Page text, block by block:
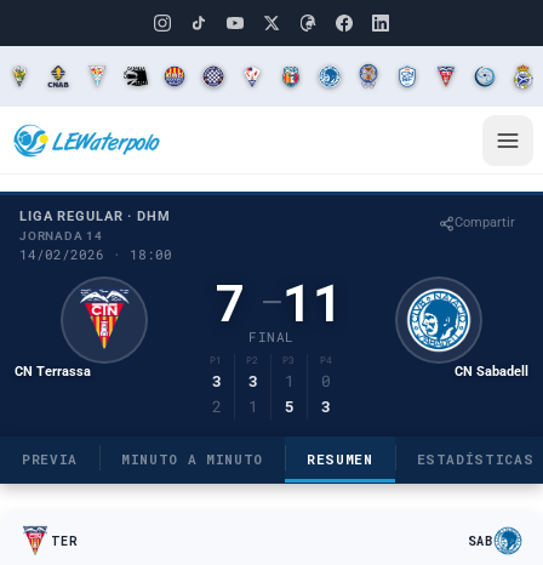
LIGA REGULAR · DHM
JORNADA 14
14/02/2026 · 18:00
Compartir
CN Terrassa
7 –11
FINAL
P1 P2 P3 P4
3 3 1
0
2
1 5 3
CN Sabadell
PREVIA MINUTO A MINUTO RESUMEN ESTADÍSTICAS
TER SAB